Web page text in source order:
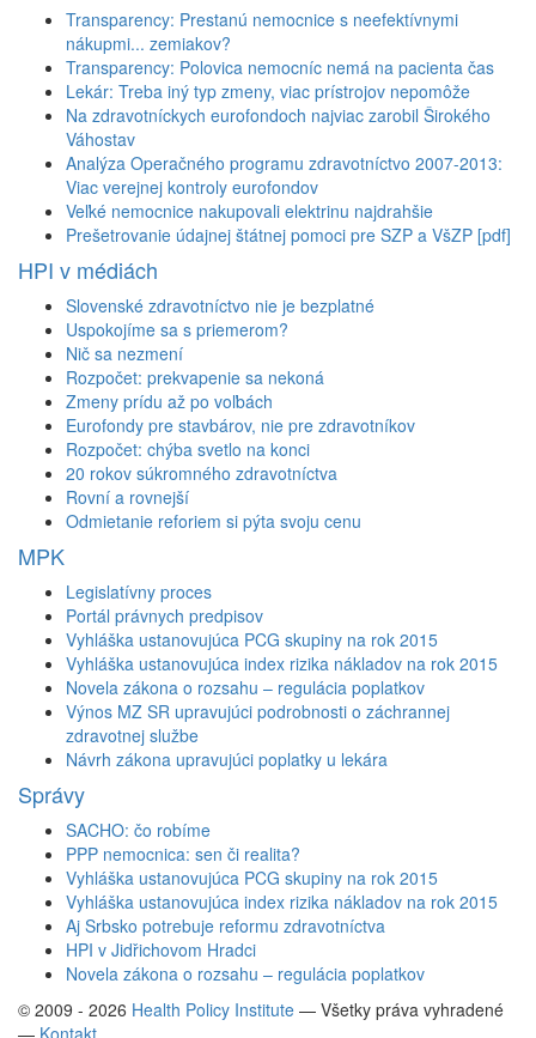
Transparency: Prestanú nemocnice s neefektívnymi
nákupmi... zemiakov?
Transparency: Polovica nemocníc nemá na pacienta čas
Lekár: Treba iný typ zmeny, viac prístrojov nepomôže
Na zdravotníckych eurofondoch najviac zarobil Širokého
Váhostav
Analýza Operačného programu zdravotníctvo 2007-2013:
Viac verejnej kontroly eurofondov
Veľké nemocnice nakupovali elektrinu najdrahšie
Prešetrovanie údajnej štátnej pomoci pre SZP a VšZP [pdf]
HPI v médiách
Slovenské zdravotníctvo nie je bezplatné
Uspokojíme sa s priemerom?
Nič sa nezmení
Rozpočet: prekvapenie sa nekoná
Zmeny prídu až po voľbách
Eurofondy pre stavbárov, nie pre zdravotníkov
Rozpočet: chýba svetlo na konci
20 rokov súkromného zdravotníctva
Rovní a rovnejší
Odmietanie reforiem si pýta svoju cenu
MPK
Legislatívny proces
Portál právnych predpisov
Vyhláška ustanovujúca PCG skupiny na rok 2015
Vyhláška ustanovujúca index rizika nákladov na rok 2015
Novela zákona o rozsahu – regulácia poplatkov
Výnos MZ SR upravujúci podrobnosti o záchrannej
zdravotnej službe
Návrh zákona upravujúci poplatky u lekára
Správy
SACHO: čo robíme
PPP nemocnica: sen či realita?
Vyhláška ustanovujúca PCG skupiny na rok 2015
Vyhláška ustanovujúca index rizika nákladov na rok 2015
Aj Srbsko potrebuje reformu zdravotníctva
HPI v Jidřichovom Hradci
Novela zákona o rozsahu – regulácia poplatkov
© 2009 - 2026 Health Policy Institute — Všetky práva vyhradené
— Kontakt